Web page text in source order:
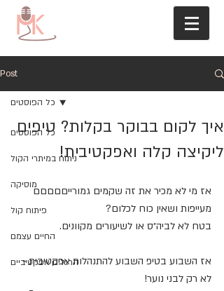
Post
כל הפוסטים
ניתוח במיתרי הקול
מוסיקה
פיתוח קול
החיים עצמם
הרגלים אפקטיביים
כל הפוסטים
איך לקום בבוקר בקלות? טיפים
ליקיצה קלה ואפקטיבית!
אז מי לא מכיר את זה שקמים גמורייםםםםם
מעייפות ושאין כוח לכלום?
בטח לא לביה״ס או לשיעורים מקוונים.
אז השבוע בטיפ השבוע להתנהלות אפקטיבית -
לא רק לבני נוער!